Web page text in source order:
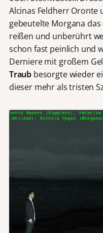
Alcinas Feldherr Oronte
gebeutelte Morgana
reißen und unberührt
schon fast peinlich und
Derniere mit großem
Traub besorgte wieder
dieser mehr als tristen